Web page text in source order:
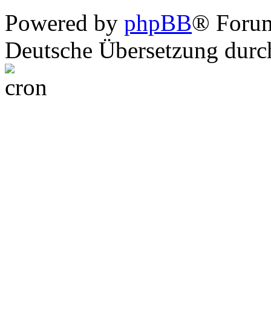
Powered by phpBB®
Deutsche Übersetzung